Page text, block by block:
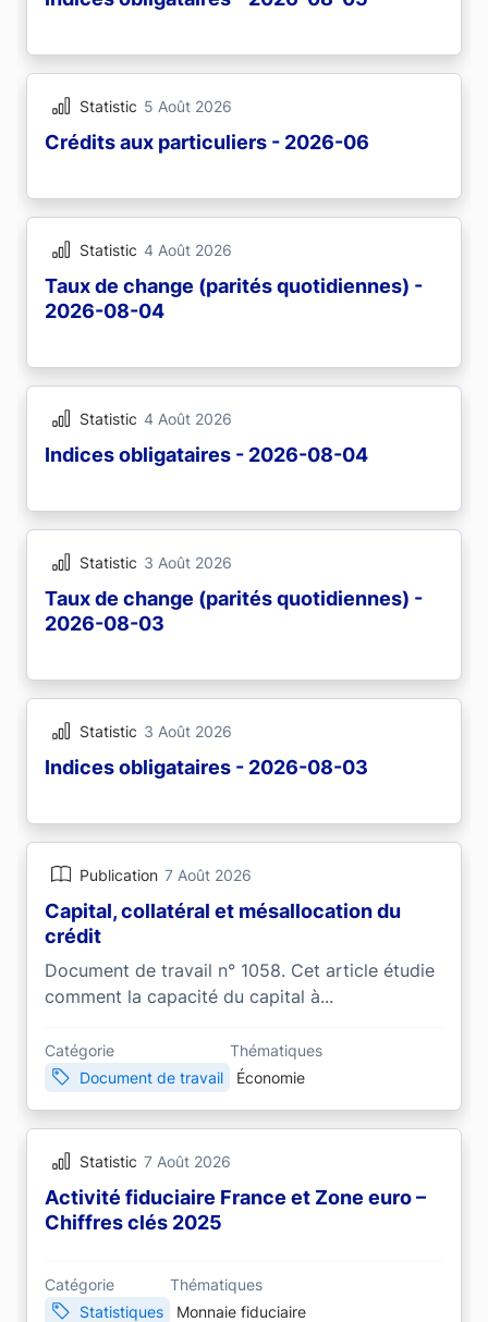
Statistic 5 Août 2026
Crédits aux particuliers - 2026-06
Statistic 4 Août 2026
Taux de change (parités quotidiennes) -
2026-08-04
Statistic 4 Août 2026
Indices obligataires - 2026-08-04
Statistic 3 Août 2026
Taux de change (parités quotidiennes) -
2026-08-03
Statistic 3 Août 2026
Indices obligataires - 2026-08-03
Publication 7 Août 2026
Capital, collatéral et mésallocation du
crédit
Document de travail n° 1058. Cet article étudie
comment la capacité du capital à...
Catégorie
Document de travail
Thématiques
Économie
Statistic 7 Août 2026
Activité fiduciaire France et Zone euro –
Chiffres clés 2025
Catégorie
Statistiques
Thématiques
Monnaie fiduciaire